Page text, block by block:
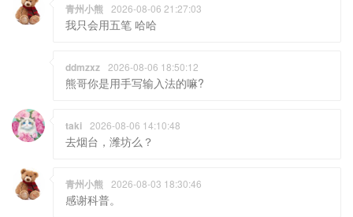
青州小熊 2026-08-06 21:27:03
我只会用五笔 哈哈
ddmzxz 2026-08-06 18:50:12
熊哥你是用手写输入法的嘛?
taki 2026-08-06 14:10:48
去烟台，潍坊么？
青州小熊 2026-08-03 18:30:46
感谢科普。